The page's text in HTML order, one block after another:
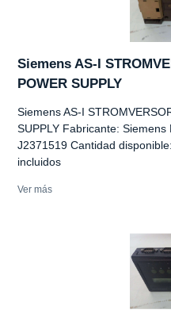
Siemens AS-I
POWER SUPPLY
Siemens AS-I
SUPPLY Fabricante:
J2371519 Cantidad
incluidos
Ver más